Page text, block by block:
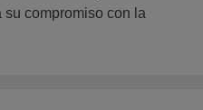
su compromiso con la